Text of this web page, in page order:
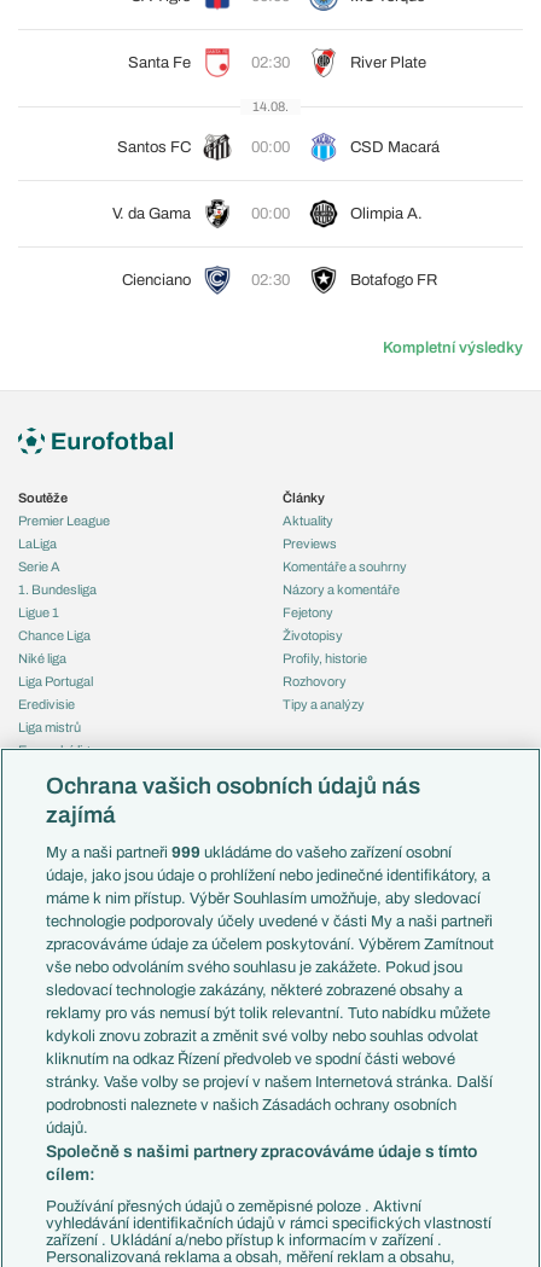
Santa Fe 02:30 River Plate
14.08.
Santos FC 00:00 CSD Macará
V. da Gama 00:00 Olimpia A.
Cienciano 02:30 Botafogo FR
Kompletní výsledky
Soutěže
Premier League
LaLiga
Serie A
1. Bundesliga
Ligue 1
Chance Liga
Niké liga
Liga Portugal
Eredivisie
Liga mistrů
Evropská liga
Mistrovství světa
Liga národů
Témata
Představení týmů MS
EuroSkauting
PL v kostce
Evropské koeficienty
Přestupy
Přestupové spekulace
Zranění
Kluby
Arsenal FC
Chelsea FC
Manchester United
AC Milán
Juventus FC
Bayern Mnichov
FC Barcelona
Články
Aktuality
Previews
Komentáře a souhrny
Názory a komentáře
Fejetony
Životopisy
Profily, historie
Rozhovory
Tipy a analýzy
Česko
Francie
Itálie
Německo
Španělsko
Argentina
Brazílie
Přestupy
Zápasy
Livescore
Tipovací soutěž
Ochrana vašich osobních údajů nás
zajímá
My a naši partneři999 ukládáme do vašeho zařízení osobní
údaje, jako jsou údaje o prohlížení nebo jedinečné identifikátory, a
máme k nim přístup. Výběr Souhlasím umožňuje, aby sledovací
technologie podporovaly účely uvedené v části My a naši partneři
zpracováváme údaje za účelem poskytování. Výběrem Zamítnout
vše nebo odvoláním svého souhlasu je zakážete. Pokud jsou
sledovací technologie zakázány, některé zobrazené obsahy a
reklamy pro vás nemusí být tolik relevantní. Tuto nabídku můžete
kdykoli znovu zobrazit a změnit své volby nebo souhlas odvolat
kliknutím na odkaz Řízení předvoleb ve spodní části webové
stránky. Vaše volby se projeví v našem Internetová stránka. Další
podrobnosti naleznete v našich Zásadách ochrany osobních
údajů.
Společně s našimi partnery zpracováváme údaje s tímto
cílem:
Používání přesných údajů o zeměpisné poloze . Aktivní
vyhledávání identifikačních údajů v rámci specifických vlastností
zařízení . Ukládání a/nebo přístup k informacím v zařízení .
Personalizovaná reklama a obsah, měření reklam a obsahu,